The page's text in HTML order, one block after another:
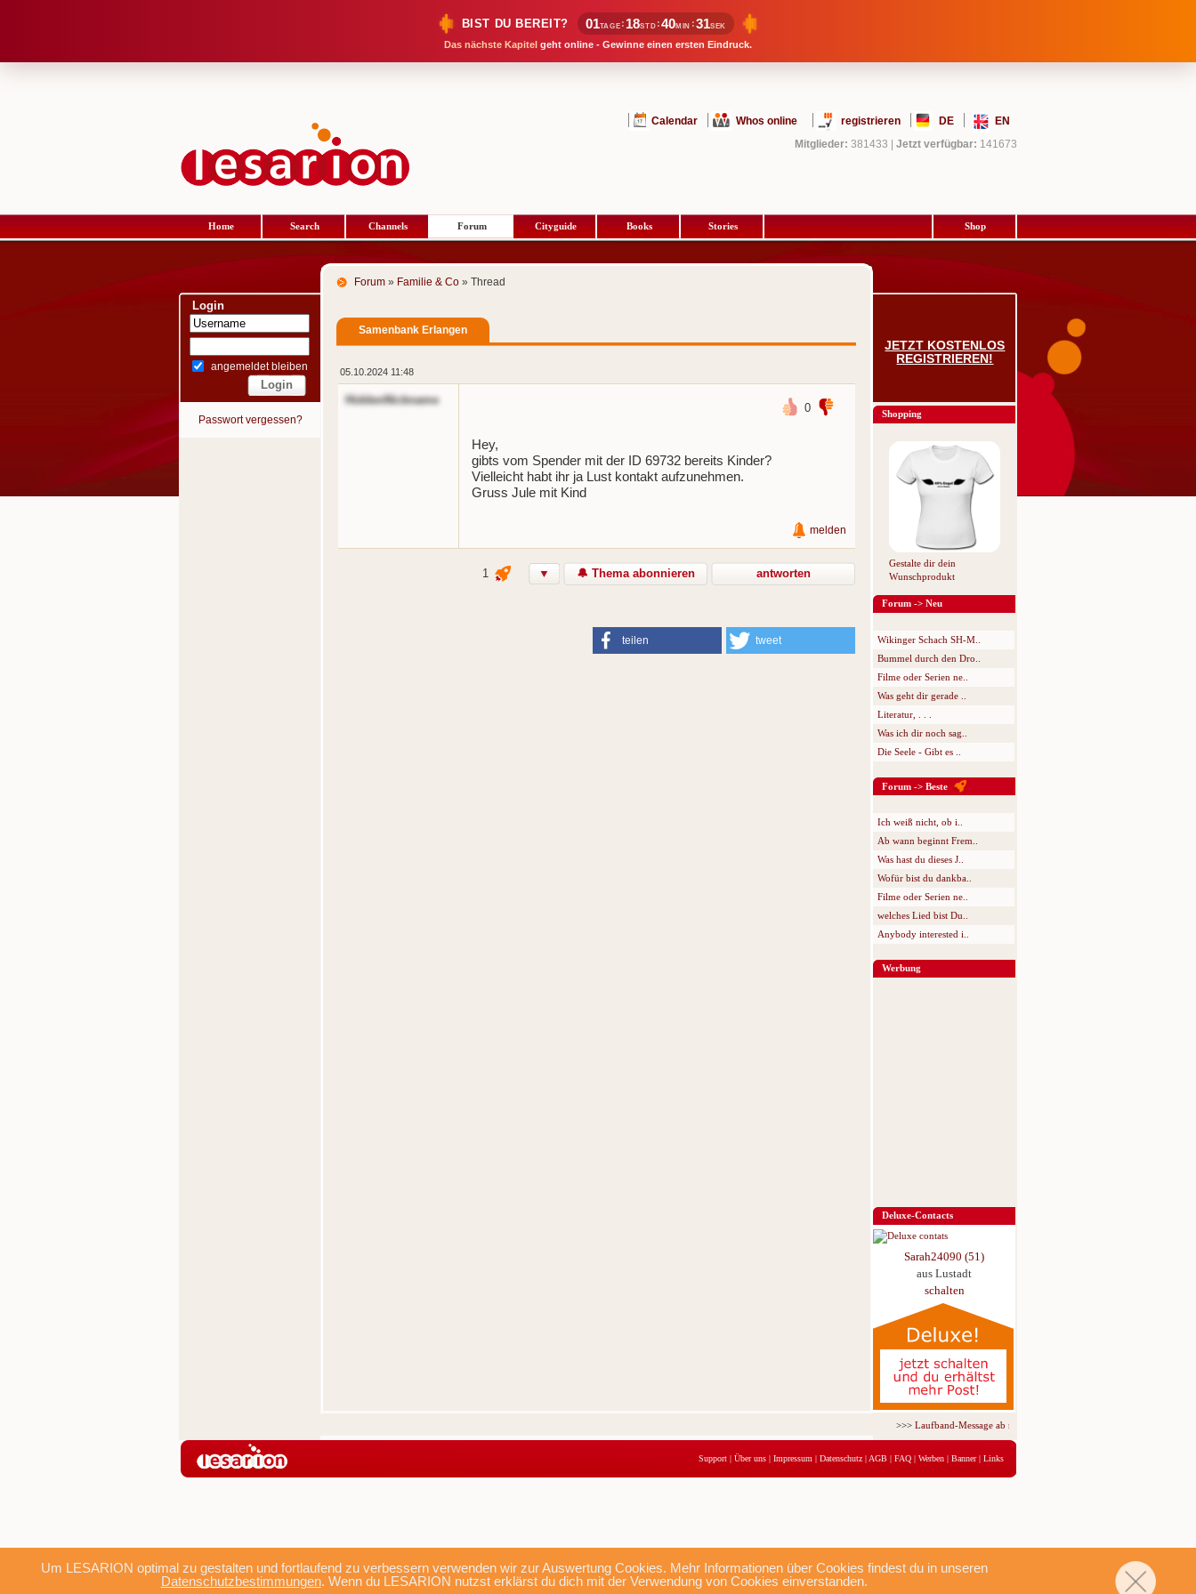
BIST DU BEREIT? 01TAGE : 18STD :40MIN :30SEK
Das nächste Kapitel geht online - Gewinne einen ersten Eindruck.
Um LESARION optimal zu gestalten und fortlaufend zu verbessern verwenden wir zur Auswertung Cookies. Mehr Informationen über Cookies findest du in unseren
Datenschutzbestimmungen. Wenn du LESARION nutzst erklärst du dich mit der Verwendung von Cookies einverstanden.
Calendar Whos online registrieren DE
EN
Mitglieder: 381433 Jetzt verfügbar: 141673
Home Search Channels Forum Cityguide Books Stories Shop
Login
angemeldet bleiben
Passwort vergessen?
Forum » Familie & Co » Thread
Samenbank Erlangen
05.10.2024 11:48
HiddenNickname
0
Hey,
gibts vom Spender mit der ID 69732 bereits Kinder?
Vielleicht habt ihr ja Lust kontakt aufzunehmen.
Gruss Jule mit Kind
melden
▼ 🔔 Thema abonnieren antworten
1
teilen tweet
JETZT KOSTENLOS
REGISTRIEREN!
Shopping
Gestalte dir dein
Wunschprodukt
Forum -> Neu
Wikinger Schach SH-M..
Bummel durch den Dro..
Filme oder Serien ne..
Was geht dir gerade ..
Literatur, . . .
Was ich dir noch sag..
Die Seele - Gibt es ..
Forum -> Beste
Ich weiß nicht, ob i..
Ab wann beginnt Frem..
Was hast du dieses J..
Wofür bist du dankba..
Filme oder Serien ne..
welches Lied bist Du..
Anybody interested i..
Werbung
Deluxe-Contacts
Sarah24090 (51)
aus Lustadt
schalten
>>>Laufband-Message ab nur 5,95 € für 3 Tage!
Support | Über uns | Impressum | Datenschutz | AGB | FAQ | Werben | Banner| Links